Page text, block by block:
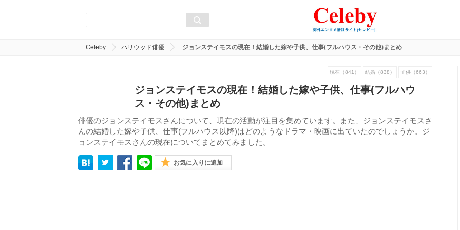
Celeby ハリウッド俳優 ジョンステイモスの現在！結婚した嫁や子供、仕事(フルハウス・その他)まとめ
現在（841） 結婚（838） 子供（663）
ジョンステイモスの現在！結婚した嫁や子供、仕事(フルハウ
ス・その他)まとめ
俳優のジョンステイモスさんについて、現在の活動が注目を集めています。また、ジョンステイモスさ
んの結婚した嫁や子供、仕事(フルハウス以降)はどのようなドラマ・映画に出ていたのでしょうか。ジ
ョンステイモスさんの現在についてまとめてみました。
お気に入りに追加